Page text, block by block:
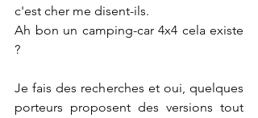
c'est cher me disent-ils.
Ah bon un camping-car 4x4 cela existe
?
Je fais des recherches et oui, quelques
porteurs proposent des versions tout